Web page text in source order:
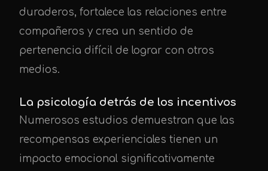
duraderos, fortalece las relaciones entre
compañeros y crea un sentido de
pertenencia difícil de lograr con otros
medios.
La psicología detrás de los incentivos
Numerosos estudios demuestran que las
recompensas experienciales tienen un
impacto emocional significativamente